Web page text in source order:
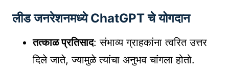
लीड जनरेशनमध्ये ChatGPT चे योगदान
तत्काळ प्रतिसाद: संभाव्य ग्राहकांना त्वरित उत्तर
दिले जाते, ज्यामुळे त्यांचा अनुभव चांगला होतो.